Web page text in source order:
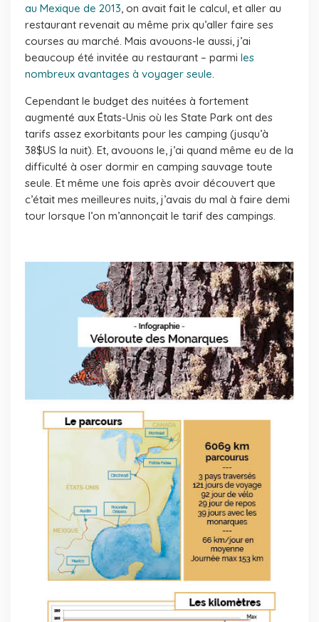
au Mexique de 2013, on avait fait le calcul, et aller au
restaurant revenait au même prix qu’aller faire ses
courses au marché. Mais avouons-le aussi, j’ai
beaucoup été invitée au restaurant – parmi les
nombreux avantages à voyager seule.
Cependant le budget des nuitées à fortement
augmenté aux États-Unis où les State Park ont des
tarifs assez exorbitants pour les camping (jusqu’à
38$US la nuit). Et, avouons le, j’ai quand même eu de la
difficulté à oser dormir en camping sauvage toute
seule. Et même une fois après avoir découvert que
c’était mes meilleures nuits, j’avais du mal à faire demi
tour lorsque l’on m’annonçait le tarif des campings.